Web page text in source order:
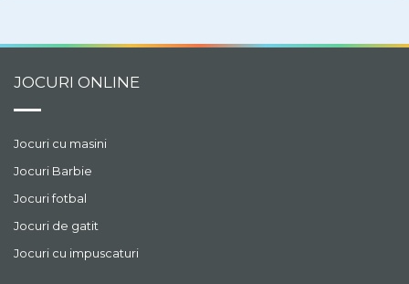
JOCURI ONLINE
Jocuri cu masini
Jocuri Barbie
Jocuri fotbal
Jocuri de gatit
Jocuri cu impuscaturi